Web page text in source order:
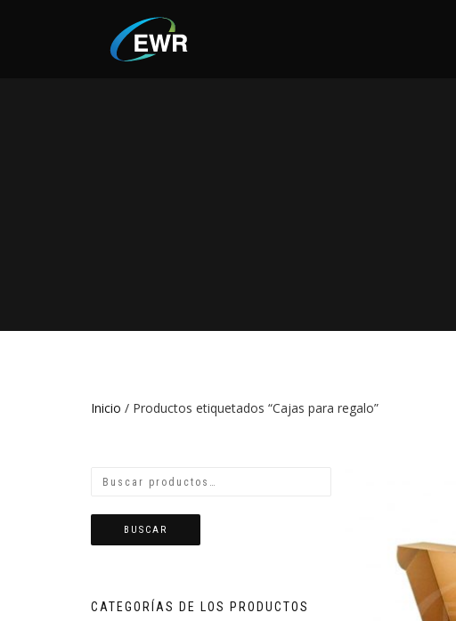
Inicio / Productos etiquetados “Cajas para regalo”
BUSCAR
CATEGORÍAS DE LOS PRODUCTOS